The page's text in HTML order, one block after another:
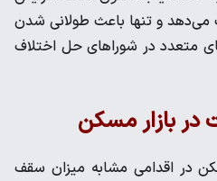
می‌دهد و تنها باعث طولانی شدن
متعدد در شوراهای حل اختلاف
بازار مسکن
در اقدامی مشابه میزان سقف